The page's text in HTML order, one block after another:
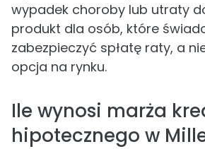
wypadek choroby lub utraty
produkt dla osób, które
zabezpieczyć spłatę raty, a
opcja na rynku.
Ile wynosi marża
hipotecznego w